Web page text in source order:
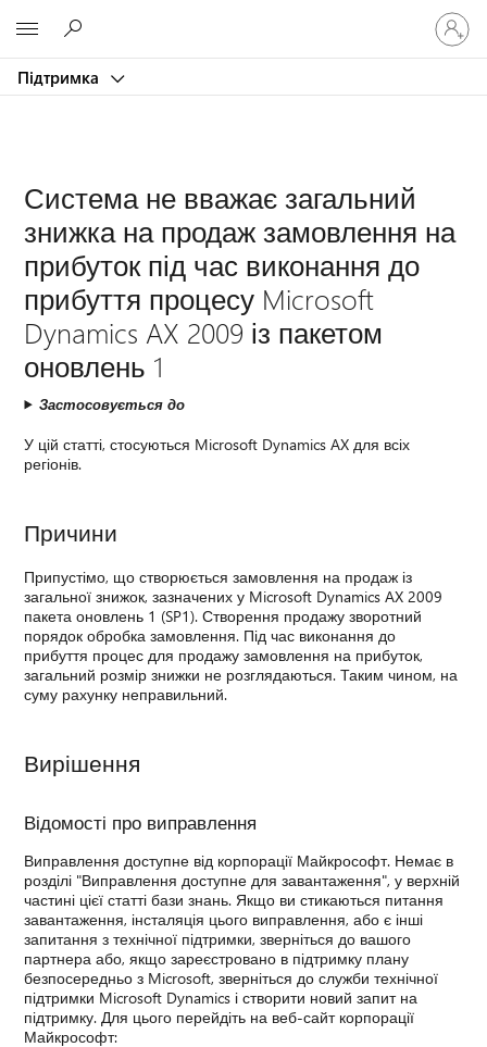
Підтримка
Увійдіть
свій
запис
Система не вважає загальний
знижка на продаж замовлення на
прибуток під час виконання до
прибуття процесу Microsoft
Dynamics AX 2009 із пакетом
оновлень 1
Застосовується до
У цій статті, стосуються Microsoft Dynamics AX для всіх
регіонів.
Причини
Припустімо, що створюється замовлення на продаж із
загальної знижок, зазначених у Microsoft Dynamics AX 2009
пакета оновлень 1 (SP1). Створення продажу зворотний
порядок обробка замовлення. Під час виконання до
прибуття процес для продажу замовлення на прибуток,
загальний розмір знижки не розглядаються. Таким чином, на
суму рахунку неправильний.
Вирішення
Відомості про виправлення
Виправлення доступне від корпорації Майкрософт. Немає в
розділі "Виправлення доступне для завантаження", у верхній
частині цієї статті бази знань. Якщо ви стикаються питання
завантаження, інсталяція цього виправлення, або є інші
запитання з технічної підтримки, зверніться до вашого
партнера або, якщо зареєстровано в підтримку плану
безпосередньо з Microsoft, зверніться до служби технічної
підтримки Microsoft Dynamics і створити новий запит на
підтримку. Для цього перейдіть на веб-сайт корпорації
Майкрософт: